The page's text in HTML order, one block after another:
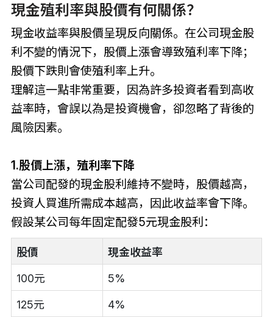
現金殖利率與股價有何關係？
現金收益率與股價呈現反向關係。在公司現金股
利不變的情況下，股價上漲會導致殖利率下降；
股價下跌則會使殖利率上升。
理解這一點非常重要，因為許多投資者看到高收
益率時，會誤以為是投資機會，卻忽略了背後的
風險因素。
1.股價上漲，殖利率下降
當公司配發的現金股利維持不變時，股價越高，
投資人買進所需成本越高，因此收益率會下降。
假設某公司每年固定配發5元現金股利：
股價 現金收益率
100元 5%
125元 4%